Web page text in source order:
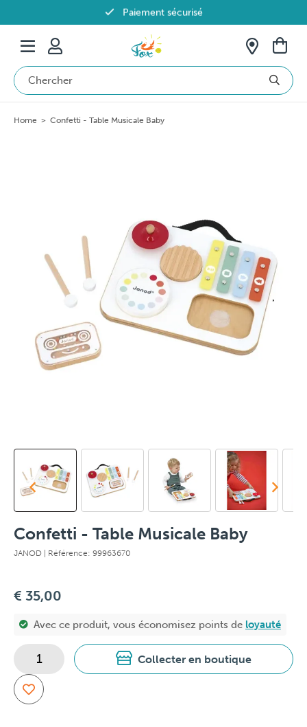
Paiement sécurisé
Livraison offerte dès 69€ en Belgique
Home > Confetti - Table Musicale Baby
Confetti - Table Musicale Baby
JANOD | Référence: 99963670
€ 35,00
Avec ce produit, vous économisez points de loyauté
Collecter en boutique